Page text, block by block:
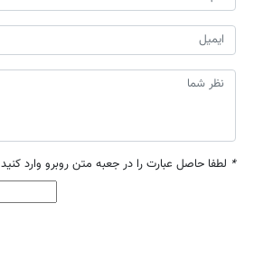
* لطفا حاصل عبارت را در جعبه متن روبرو وارد کنید